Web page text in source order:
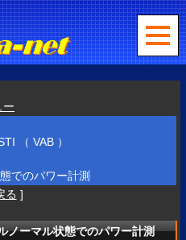
ー
（ VAB ）
でのパワー計測
る ]
ーマル状態でのパワー計測